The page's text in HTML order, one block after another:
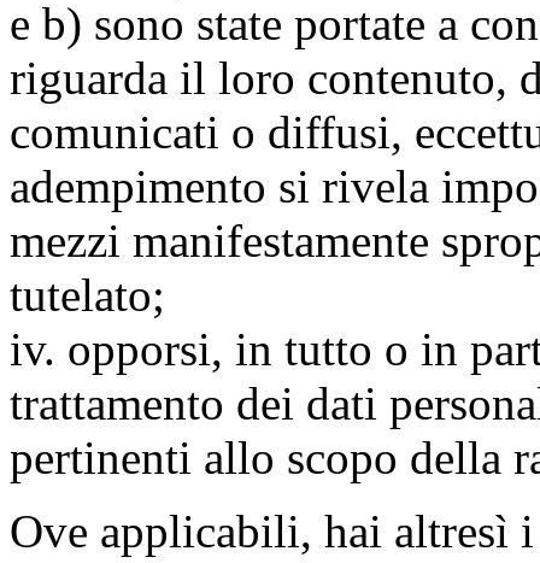
e b) sono state portate a
riguarda il loro contenuto,
comunicati o diffusi,
adempimento si rivela
mezzi manifestamente
tutelato;
iv. opporsi, in tutto o in
trattamento dei dati
pertinenti allo scopo della
Ove applicabili, hai